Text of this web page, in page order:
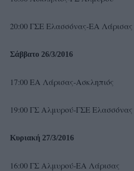
20:00 ΓΣΕ Ελασσόνας-ΕΑ Λάρισας
Σάββατο 26/3/2016
17:00 ΕΑ Λάρισας-Ασκληπιός
19:00 ΓΣ Αλμυρού-ΓΣΕ Ελασσόνας
Κυριακή 27/3/2016
16:00 ΓΣ Αλμυρού-ΕΑ Λάρισας